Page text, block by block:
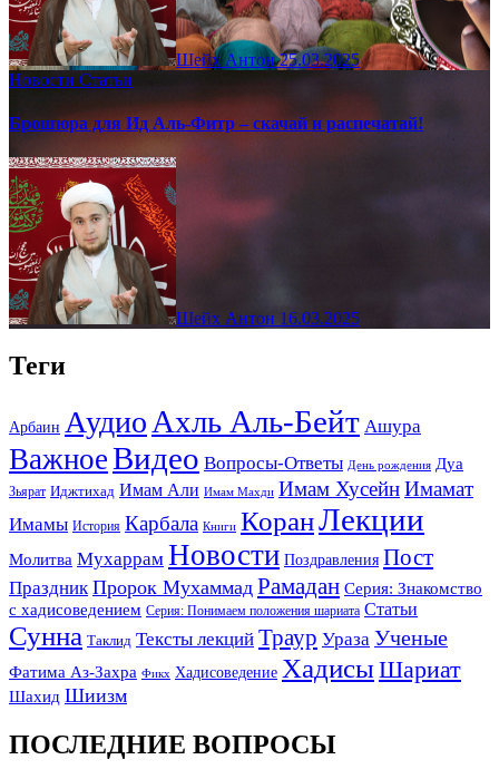
Шейх Антон25.03.2025
Новости Статьи
Брошюра для Ид Аль-Фитр – скачай и распечатай!
Шейх Антон 16.03.2025
Теги
Арбаин Аудио Ахль Аль-Бейт Ашура
ВажноеВидео Вопросы-Ответы День рождения Дуа
Зьярат Иджтихад Имам Али Имам Махди Имам ХусейнИмамат
Имамы История Карбала Книги КоранЛекции
Молитва Мухаррам Новости Поздравления Пост
Праздник Пророк Мухаммад Рамадан Серия: Знакомство
с хадисоведением Серия: Понимаем положения шариата Статьи
Сунна Таклид Тексты лекций Траур Ураза Ученые
Фатима Аз-Захра Фикх Хадисоведение ХадисыШариат
Шахид Шиизм
ПОСЛЕДНИЕ ВОПРОСЫ